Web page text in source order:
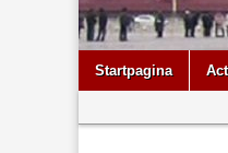
Main
menu
Skip
Startpagina
menu